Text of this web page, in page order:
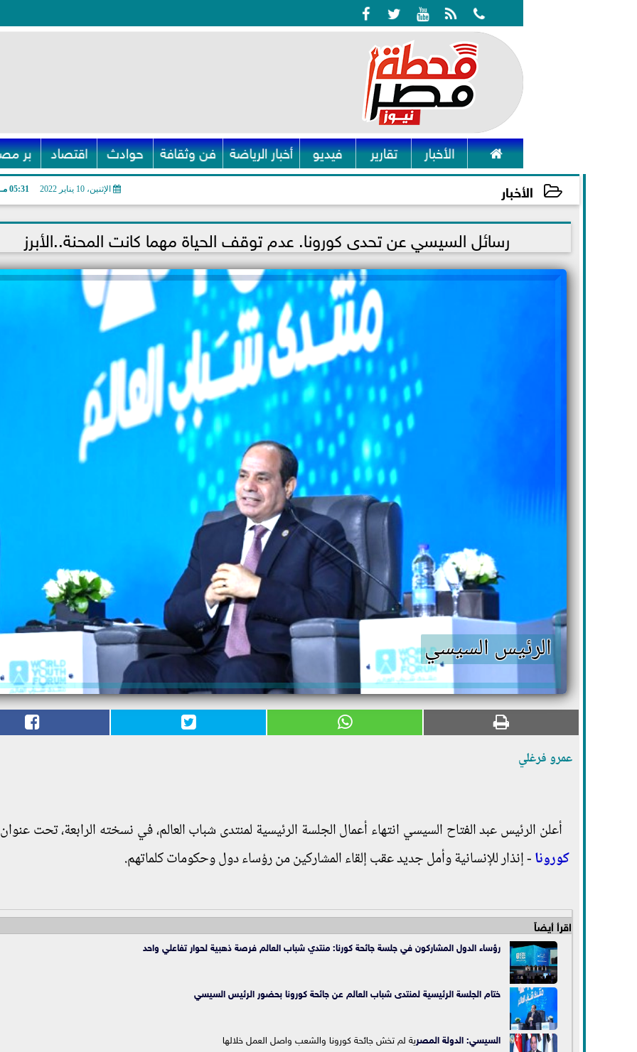
    
 الأخبار تقارير فيديو أخبار الرياضة فن وثقافة حوادث اقتصاد بر
الأخبار الإثنين، 10 يناير 2022 05:31 مـ
2022-01-10 17:31:18 رسائل السيسي عن تحدى كورونا. عدم توقف الحياة مهما كانت المحنة..الأبرز
الرئيس السيسي
عمرو فرغلي
أعلن الرئيس عبد الفتاح السيسي انتهاء أعمال الجلسة الرئيسية لمنتدى شباب العالم، في نسخته الرابعة، تحت
كورونا- إنذار للإنسانية وأمل جديد عقب إلقاء المشاركين من رؤساء دول وحكومات كلماتهم.
اقرأ أيضاً
رؤساء الدول المشاركون في جلسة جائحة كورنا: منتدي شباب العالم فرصة ذهبية لحوار تفاعلي واحد
ختام الجلسة الرئيسية لمنتدى شباب العالم عن جائحة كورونا بحضور الرئيس السيسي
السيسي: الدولة المصرية لم تخش جائحة كورونا والشعب واصل العمل خلالها